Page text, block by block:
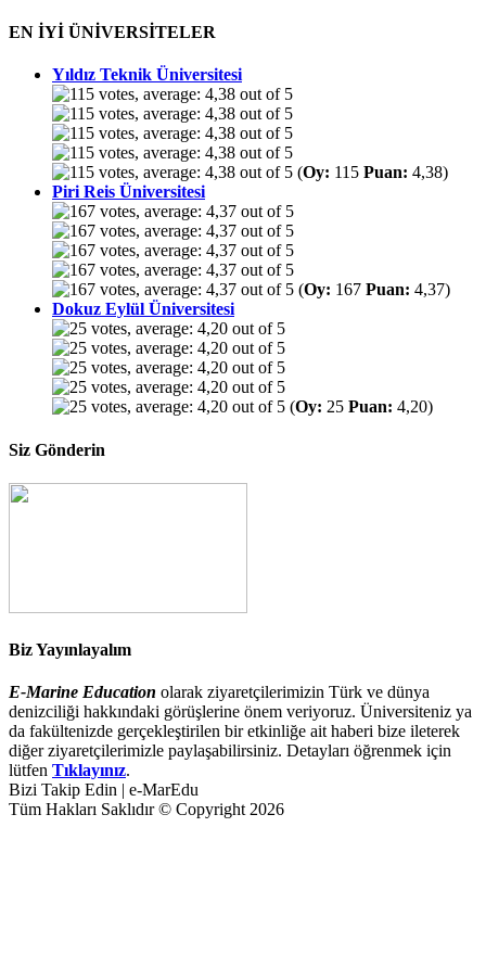
EN İYİ ÜNİVERSİTELER
Yıldız Teknik Üniversitesi
(Oy: 115 Puan: 4,38)
Piri Reis Üniversitesi
(Oy: 167 Puan: 4,37)
Dokuz Eylül Üniversitesi
(Oy: 25 Puan: 4,20)
Siz Gönderin
Biz Yayınlayalım
E-Marine Education olarak ziyaretçilerimizin Türk ve dünya
denizciliği hakkındaki görüşlerine önem veriyoruz. Üniversiteniz ya
da fakültenizde gerçekleştirilen bir etkinliğe ait haberi bize ileterek
diğer ziyaretçilerimizle paylaşabilirsiniz. Detayları öğrenmek için
lütfen Tıklayınız.
Bizi Takip Edin | e-MarEdu
Tüm Hakları Saklıdır © Copyright 2026